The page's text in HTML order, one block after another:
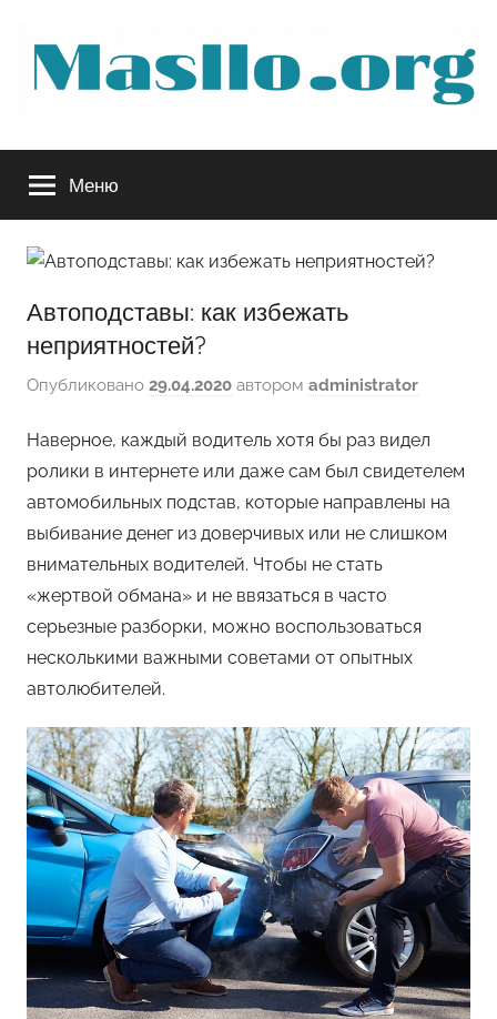
содержимому
Руководство
по
обслуживанию
вашего
авто
Меню
Автоподставы: как избежать
неприятностей?
Опубликовано 29.04.2020 автором administrator
Наверное, каждый водитель хотя бы раз видел
ролики в интернете или даже сам был свидетелем
автомобильных подстав, которые направлены на
выбивание денег из доверчивых или не слишком
внимательных водителей. Чтобы не стать
«жертвой обмана» и не ввязаться в часто
серьезные разборки, можно воспользоваться
несколькими важными советами от опытных
автолюбителей.